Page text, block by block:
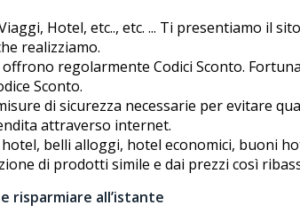
Hotel, etc.., etc. ... Ti presentiamo il
realizziamo.
regolarmente Codici Sconto.
Sconto.
di sicurezza necessarie per evitare
attraverso internet.
belli alloggi, hotel economici, buoni
di prodotti simile e dai prezzi così
risparmiare all’istante